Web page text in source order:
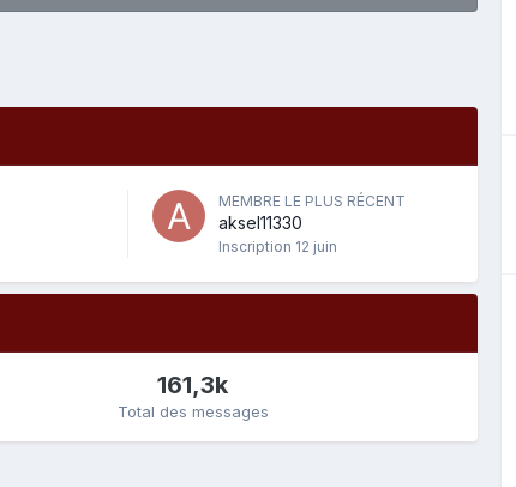
MEMBRE LE PLUS RÉCENT
aksel11330
Inscription 12 juin
161,3k
Total des messages